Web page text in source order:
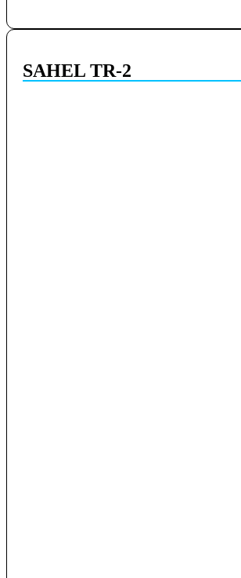
SAHEL TR-2